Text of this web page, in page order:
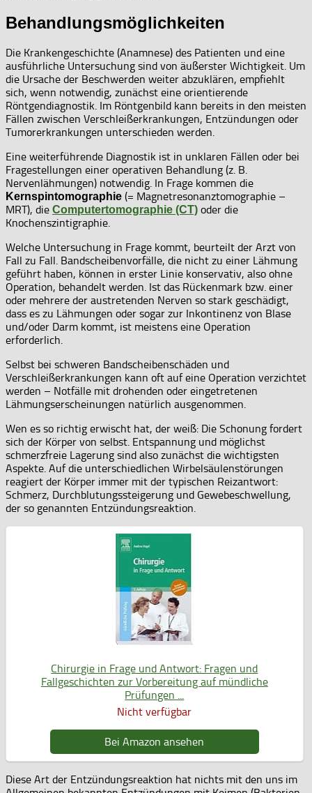
Behandlungsmöglichkeiten
Die Krankengeschichte (Anamnese) des Patienten und eine
ausführliche Untersuchung sind von äußerster Wichtigkeit. Um
die Ursache der Beschwerden weiter abzuklären, empfiehlt
sich, wenn notwendig, zunächst eine orientierende
Röntgendiagnostik. Im Röntgenbild kann bereits in den meisten
Fällen zwischen Verschleißerkrankungen, Entzündungen oder
Tumorerkrankungen unterschieden werden.
Eine weiterführende Diagnostik ist in unklaren Fällen oder bei
Fragestellungen einer operativen Behandlung (z. B.
Nervenlähmungen) notwendig. In Frage kommen die
Kernspintomographie (= Magnetresonanztomographie –
MRT), die Computertomographie (CT) oder die
Knochenszintigraphie.
Welche Untersuchung in Frage kommt, beurteilt der Arzt von
Fall zu Fall. Bandscheibenvorfälle, die nicht zu einer Lähmung
geführt haben, können in erster Linie konservativ, also ohne
Operation, behandelt werden. Ist das Rückenmark bzw. einer
oder mehrere der austretenden Nerven so stark geschädigt,
dass es zu Lähmungen oder sogar zur Inkontinenz von Blase
und/oder Darm kommt, ist meistens eine Operation
erforderlich.
Selbst bei schweren Bandscheibenschäden und
Verschleißerkrankungen kann oft auf eine Operation verzichtet
werden – Notfälle mit drohenden oder eingetretenen
Lähmungserscheinungen natürlich ausgenommen.
Wen es so richtig erwischt hat, der weiß: Die Schonung fordert
sich der Körper von selbst. Entspannung und möglichst
schmerzfreie Lagerung sind also zunächst die wichtigsten
Aspekte. Auf die unterschiedlichen Wirbelsäulenstörungen
reagiert der Körper immer mit der typischen Reizantwort:
Schmerz, Durchblutungssteigerung und Gewebeschwellung,
der so genannten Entzündungsreaktion.
Chirurgie in Frage und Antwort: Fragen und
Fallgeschichten zur Vorbereitung auf mündliche
Prüfungen ...
Nicht verfügbar
Bei Amazon ansehen
Diese Art der Entzündungsreaktion hat nichts mit den uns im